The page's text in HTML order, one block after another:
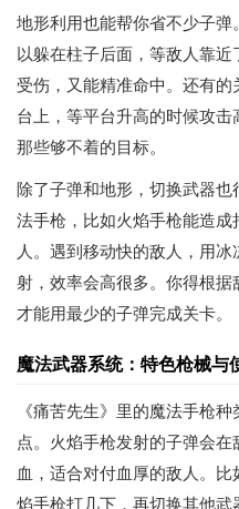
地形利用也能帮你省不少子
以躲在柱子后面，等敌人靠
受伤，又能精准命中。还有
台上，等平台升高的时候攻
那些够不着的目标。
除了子弹和地形，切换武器
法手枪，比如火焰手枪能造
人。遇到移动快的敌人，用
射，效率会高很多。你得根
才能用最少的子弹完成关卡。
魔法武器系统：特色枪械与
《痛苦先生》里的魔法手枪
点。火焰手枪发射的子弹会
血，适合对付血厚的敌人。
焰手枪打几下，再切换其他